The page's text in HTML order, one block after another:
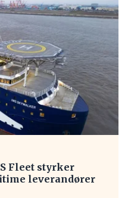
Fleet styrker
leverandører